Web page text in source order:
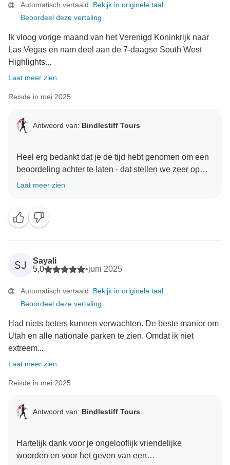
Automatisch vertaald. Bekijk in originele taal
Beoordeel deze vertaling
Ik vloog vorige maand van het Verenigd Koninkrijk naar
Las Vegas en nam deel aan de 7-daagse South West
Highlights...
Laat meer zien
Reisde in mei 2025
Antwoord van: Bindlestiff Tours
Heel erg bedankt dat je de tijd hebt genomen om een
beoordeling achter te laten - dat stellen we zeer op
prijs! We zijn blij om te horen dat je genoten hebt van
Joe, Aurora en Grecia aan je verwachtingen hebben
voldaan. We hopen je snel weer te zien
Laat meer zien
SJ
Sayali
5,0
•juni 2025
Automatisch vertaald. Bekijk in originele taal
Beoordeel deze vertaling
Had niets beters kunnen verwachten. De beste manier om
Utah en alle nationale parken te zien. Omdat ik niet
extreem...
Laat meer zien
Reisde in mei 2025
Antwoord van: Bindlestiff Tours
Hartelijk dank voor je ongelooflijk vriendelijke
woorden en voor het geven van een